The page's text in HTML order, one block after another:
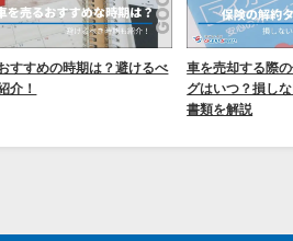
すすめの時期は？避けるべ
介！
車を売却する際
グはいつ？損し
書類を解説